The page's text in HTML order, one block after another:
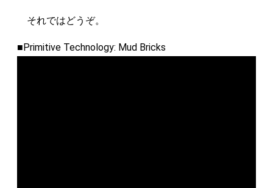
それではどうぞ。
■Primitive Technology: Mud Bricks